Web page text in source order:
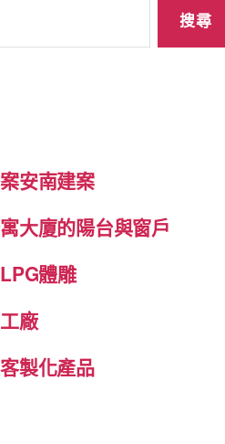
安南建案
大廈的陽台與窗戶
體雕
廠
製化產品